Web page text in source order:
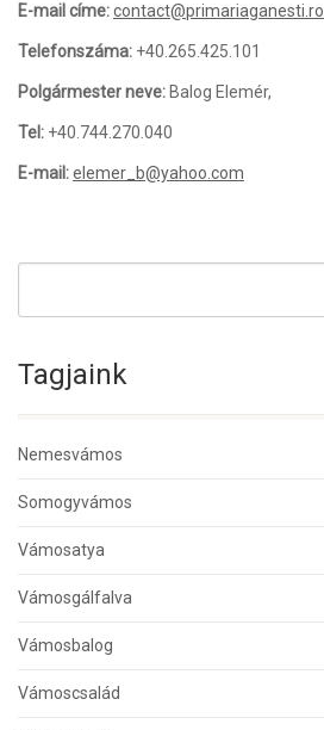
E-mail címe:contact@primariaganesti.ro
Telefonszáma: +40.265.425.101
Polgármester neve: Balog Elemér,
Tel: +40.744.270.040
E-mail:elemer_b@yahoo.com
Tagjaink
Nemesvámos
Somogyvámos
Vámosatya
Vámosgálfalva
Vámosbalog
Vámoscsalád